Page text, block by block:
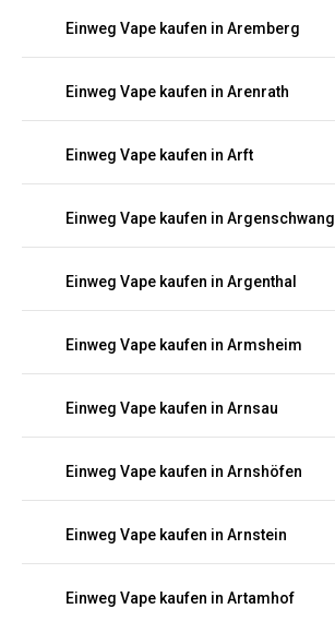
Einweg Vape kaufen in Aremberg
Einweg Vape kaufen in Arenrath
Einweg Vape kaufen in Arft
Einweg Vape kaufen in Argenschwang
Einweg Vape kaufen in Argenthal
Einweg Vape kaufen in Armsheim
Einweg Vape kaufen in Arnsau
Einweg Vape kaufen in Arnshöfen
Einweg Vape kaufen in Arnstein
Einweg Vape kaufen in Artamhof